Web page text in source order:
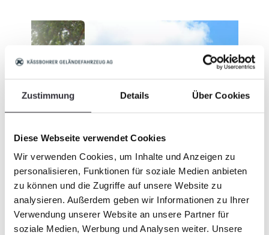
Zustimmung Details Über Cookies
Diese Webseite verwendet Cookies
Wir verwenden Cookies, um Inhalte und Anzeigen zu
personalisieren, Funktionen für soziale Medien anbieten
zu können und die Zugriffe auf unsere Website zu
analysieren. Außerdem geben wir Informationen zu Ihrer
Verwendung unserer Website an unsere Partner für
soziale Medien, Werbung und Analysen weiter. Unsere